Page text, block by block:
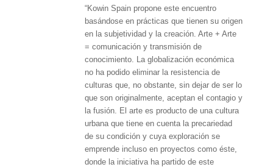
“Kowin Spain propone este encuentro
basándose en prácticas que tienen su origen
en la subjetividad y la creación. Arte + Arte
= comunicación y transmisión de
conocimiento. La globalización económica
no ha podido eliminar la resistencia de
culturas que, no obstante, sin dejar de ser lo
que son originalmente, aceptan el contagio y
la fusión. El arte es producto de una cultura
urbana que tiene en cuenta la precariedad
de su condición y cuya exploración se
emprende incluso en proyectos como éste,
donde la iniciativa ha partido de este